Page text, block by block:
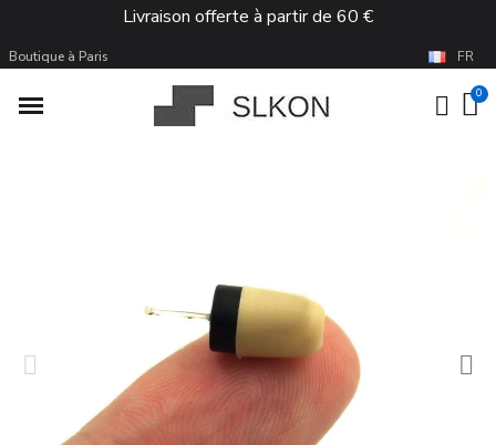
Livraison offerte à partir de 60 €
Boutique à Paris FR